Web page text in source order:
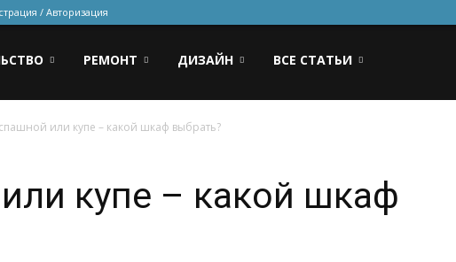
/ Авторизация
РЕМОНТ ДИЗАЙН ВСЕ СТАТЬИ
или купе – какой шкаф выбрать?
купе – какой шкаф